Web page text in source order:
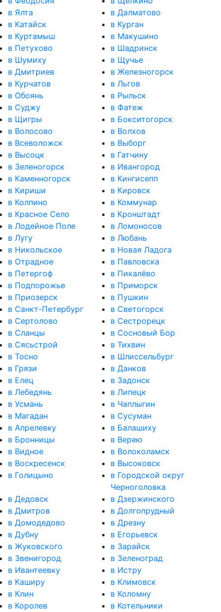
в Ялта
в Далматово
в Катайск
в Курган
в Куртамыш
в Макушино
в Петухово
в Шадринск
в Шумиху
в Щучье
в Дмитриев
в Железногорск
в Курчатов
в Льгов
в Обоянь
в Рыльск
в Суджу
в Фатеж
в Щигры
в Бокситогорск
в Волосово
в Волхов
в Всеволожск
в Выборг
в Высоцк
в Гатчину
в Зеленогорск
в Ивангород
в Каменногорск
в Кингисепп
в Кириши
в Кировск
в Колпино
в Коммунар
в Красное Село
в Кронштадт
в Лодейное Поле
в Ломоносов
в Лугу
в Любань
в Никольское
в Новая Ладога
в Отрадное
в Павловска
в Петергоф
в Пикалёво
в Подпорожье
в Приморск
в Приозерск
в Пушкин
в Санкт-Петербург
в Светогорск
в Сертолово
в Сестрорецк
в Сланцы
в Сосновый Бор
в Сясьстрой
в Тихвин
в Тосно
в Шлиссельбург
в Грязи
в Данков
в Елец
в Задонск
в Лебедянь
в Липецк
в Усмань
в Чаплыгин
в Магадан
в Сусуман
в Апрелевку
в Балашиху
в Бронницы
в Верею
в Видное
в Волоколамск
в Воскресенск
в Высоковск
в Голицыно
в Городской округ
Черноголовка
в Дедовск
в Дзержинского
в Дмитров
в Долгопрудный
в Домодедово
в Дрезну
в Дубну
в Егорьевск
в Жуковского
в Зарайск
в Звенигород
в Зеленоград
в Ивантеевку
в Истру
в Каширу
в Климовск
в Клин
в Коломну
в Королев
в Котельники